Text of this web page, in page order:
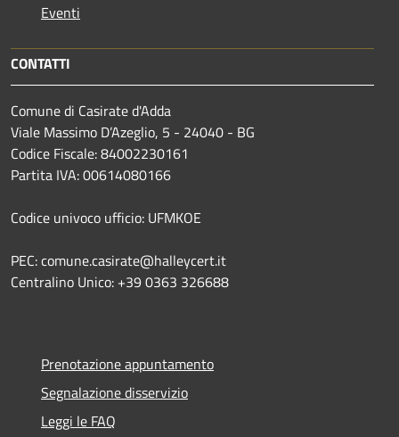
Eventi
CONTATTI
Comune di Casirate d'Adda
Viale Massimo D’Azeglio, 5 - 24040 - BG
Codice Fiscale: 84002230161
Partita IVA: 00614080166
Codice univoco ufficio: UFMKOE
PEC: comune.casirate@halleycert.it
Centralino Unico: +39 0363 326688
Prenotazione appuntamento
Segnalazione disservizio
Leggi le FAQ